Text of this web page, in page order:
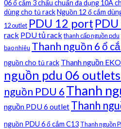
06 ổ cắm 3 chấu chuẩn đa dụng 10A
dùng cho tủ rackNguồn 12 ổ cắm
12 outlet PDU 12 port
rack PDU tủ rack thanh cấp nguồn pdu
bao nhiêu Thanh nguồn 6 ổ
nguồn cho tủ rack Thanh nguồn
nguồn pdu 06
nguồn PDU 6Thanh
nguồn PDU 6 outlet Thanh
nguồn PDU 6 ổ cắm C13 Thanh nguồn